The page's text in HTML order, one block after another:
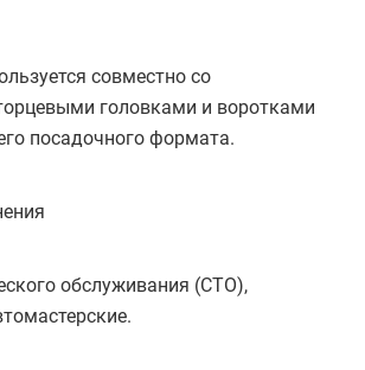
совместно со
головками и воротками
посадочного формата.
обслуживания (СТО),